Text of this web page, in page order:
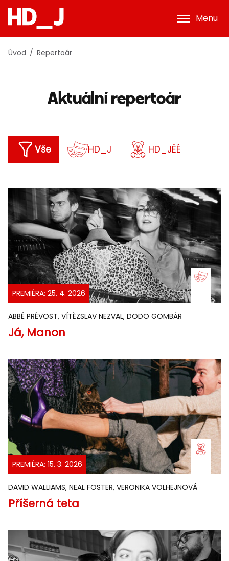
Menu
Úvod Repertoár
Aktuální repertoár
Vše HD_J HD_JÉÉ
PREMIÉRA: 25. 4. 2026
ABBÉ PRÉVOST, VÍTĚZSLAV NEZVAL, DODO GOMBÁR
Já, Manon
PREMIÉRA: 15. 3. 2026
DAVID WALLIAMS, NEAL FOSTER, VERONIKA VOLHEJNOVÁ
Příšerná teta